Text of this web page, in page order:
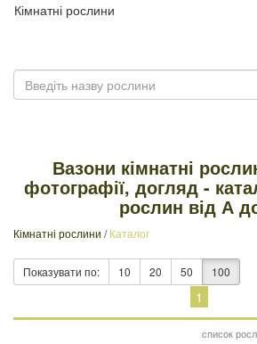
Кімнатні рослини
Вазони кімнатні
фотографії, догляд -
рослин від А
Кімнатні рослини /Каталог
Показувати по: 10 20 50 100
1
список